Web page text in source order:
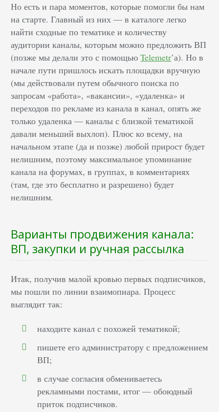
Но есть и пара моментов, которые помогли бы нам
на старте. Главный из них — в каталоге легко
найти сходные по тематике и количеству
аудитории каналы, которым можно предложить ВП
(позже мы делали это с помощьюTelemetr’а). Но в
начале пути пришлось искать площадки вручную
(мы действовали путем обычного поиска по
запросам «работа», «вакансии», «удаленка» и
переходов по рекламе из канала в канал, опять же
только удаленка — каналы с близкой тематикой
давали меньший выхлоп). Плюс ко всему, на
начальном этапе (да и позже) любой прирост будет
нелишним, поэтому максимальное упоминание
канала на форумах, в группах, в комментариях
(там, где это бесплатно и разрешено) будет
нелишним.
Варианты продвижения канала:
ВП, закупки и ручная рассылка
Итак, получив малой кровью первых подписчиков,
мы пошли по линии взаимопиара. Процесс
выглядит так:
находите канал с похожей тематикой;
пишете его администратору с предложением
ВП;
в случае согласия обмениваетесь
рекламными постами, итог — обоюдный
приток подписчиков.